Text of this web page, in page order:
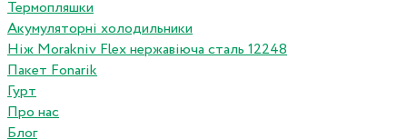
Термопляшки
Акумуляторні холодильники
Ніж Morakniv Flex нержавіюча сталь 12248
Пакет Fonarik
Гурт
Про нас
Блог